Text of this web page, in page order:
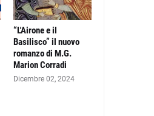
“L'Airone e il
Basilisco” il nuovo
romanzo di M.G.
Marion Corradi
Dicembre 02, 2024